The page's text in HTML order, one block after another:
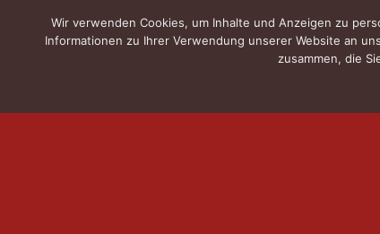
Wir verwenden Cookies, um Inhalte und Anzeigen zu
Informationen zu Ihrer Verwendung unserer Website an
zusammen, die